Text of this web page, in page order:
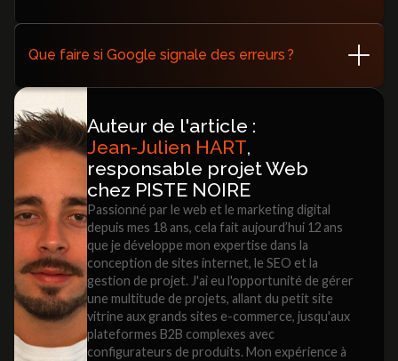
https://votresite.com/sitemap.xmldans votre
robots.txt pour le signaler aux robots.
Que faire si Google signale des erreurs ?
Corrigez les URLs non trouvées, redirections
inappropriées ou balises invalides, puis renvoyez le
sitemap pour réindexation.
Auteur de l'article :
Jean-Julien HART,
responsable projet Web
chez PISTE NOIRE
Passionné par le web et le marketing digital
depuis mes 18 ans, cela fait aujourd’hui 12 ans
que je développe mon expertise dans la
conception de sites internet, le SEO et la
gestion de projet. J'ai eu l'opportunité de gérer
une multitude de projets, allant du petit site
vitrine aux grands sites e-commerce, jusqu'aux
plateformes B2B complexes avec
configurateurs de produits. Mon expérience à